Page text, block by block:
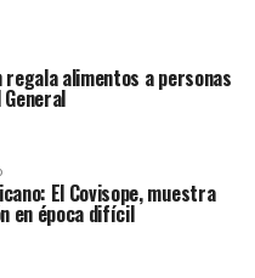
regala alimentos a personas
El Covisope, muestra
en época difícil